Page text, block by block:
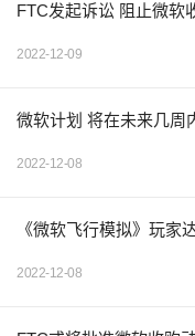
FTC发起诉讼 阻止微软
2022-12-09
微软计划 将在未来几周
2022-12-08
《微软飞行模拟》玩家
2022-12-08